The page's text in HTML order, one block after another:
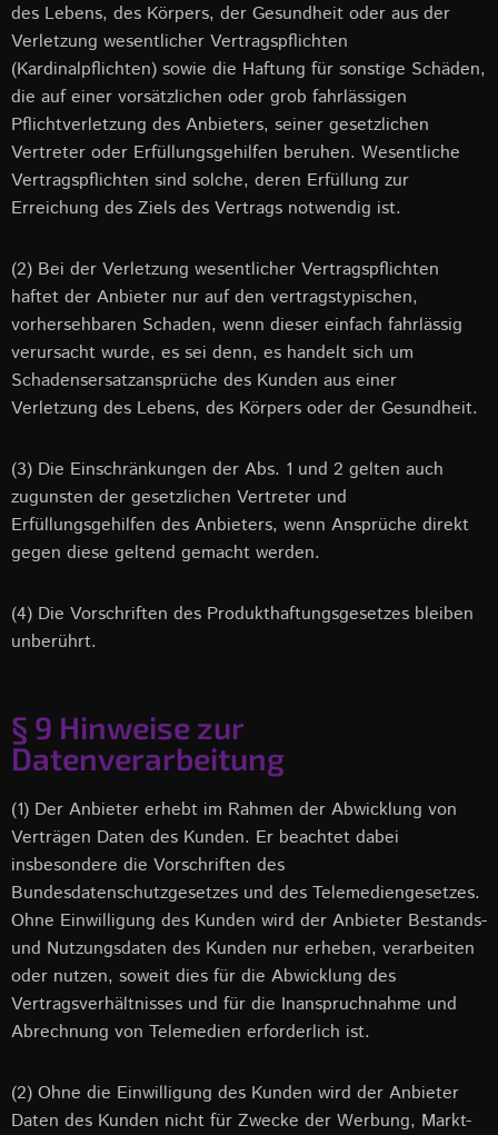
des Lebens, des Körpers, der Gesundheit oder aus der
Verletzung wesentlicher Vertragspflichten
(Kardinalpflichten) sowie die Haftung für sonstige Schäden,
die auf einer vorsätzlichen oder grob fahrlässigen
Pflichtverletzung des Anbieters, seiner gesetzlichen
Vertreter oder Erfüllungsgehilfen beruhen. Wesentliche
Vertragspflichten sind solche, deren Erfüllung zur
Erreichung des Ziels des Vertrags notwendig ist.
(2) Bei der Verletzung wesentlicher Vertragspflichten
haftet der Anbieter nur auf den vertragstypischen,
vorhersehbaren Schaden, wenn dieser einfach fahrlässig
verursacht wurde, es sei denn, es handelt sich um
Schadensersatzansprüche des Kunden aus einer
Verletzung des Lebens, des Körpers oder der Gesundheit.
(3) Die Einschränkungen der Abs. 1 und 2 gelten auch
zugunsten der gesetzlichen Vertreter und
Erfüllungsgehilfen des Anbieters, wenn Ansprüche direkt
gegen diese geltend gemacht werden.
(4) Die Vorschriften des Produkthaftungsgesetzes bleiben
unberührt.
§ 9 Hinweise zur
Datenverarbeitung
(1) Der Anbieter erhebt im Rahmen der Abwicklung von
Verträgen Daten des Kunden. Er beachtet dabei
insbesondere die Vorschriften des
Bundesdatenschutzgesetzes und des Telemediengesetzes.
Ohne Einwilligung des Kunden wird der Anbieter Bestands-
und Nutzungsdaten des Kunden nur erheben, verarbeiten
oder nutzen, soweit dies für die Abwicklung des
Vertragsverhältnisses und für die Inanspruchnahme und
Abrechnung von Telemedien erforderlich ist.
(2) Ohne die Einwilligung des Kunden wird der Anbieter
Daten des Kunden nicht für Zwecke der Werbung, Markt-